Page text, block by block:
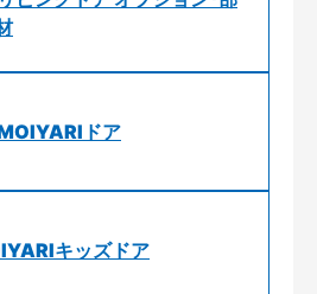
ドア
キッズドア